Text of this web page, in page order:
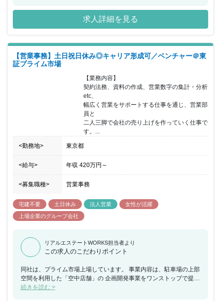
ちしています。 入社から3カ月間は契約社員としての採用。 契約期
間終了後に正社員登用予定(規定有)。
求人詳細を見る
【営業事務】土日祝日休み◎キャリア形成可／ベンチャー＠東
証プライム市場
【業務内容】
契約法務、資料の作成、営業数字の集計・分析
etc、
幅広く営業をサポートする仕事を通じ、営業部
員と
二人三脚で会社の売り上げを作っていく仕事で
す。...
<勤務地> 東京都
<給与> 年収 420万円 ～
<募集職種> 営業事務
宅建不要 土日休み 法人営業
女性が活躍
上場企業のグループ会社
リアルエステートWORKS担当者より
この求人のこだわりポイント
同社は、プライム市場上場しています。 事業内容は、駐車場の上部
空間を利用した「空中店舗」の 企画開発事業をワンストップで提供
して、注目を集めており、 グループ会社「(株)プレミアムガレージ
続きを読む >